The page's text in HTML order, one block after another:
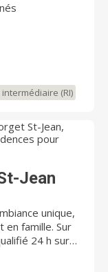
de votre
au quotidien,
simplement
toujours là
(RI)
Jean
unique,
en famille. Sur
24 h sur
la sécurité